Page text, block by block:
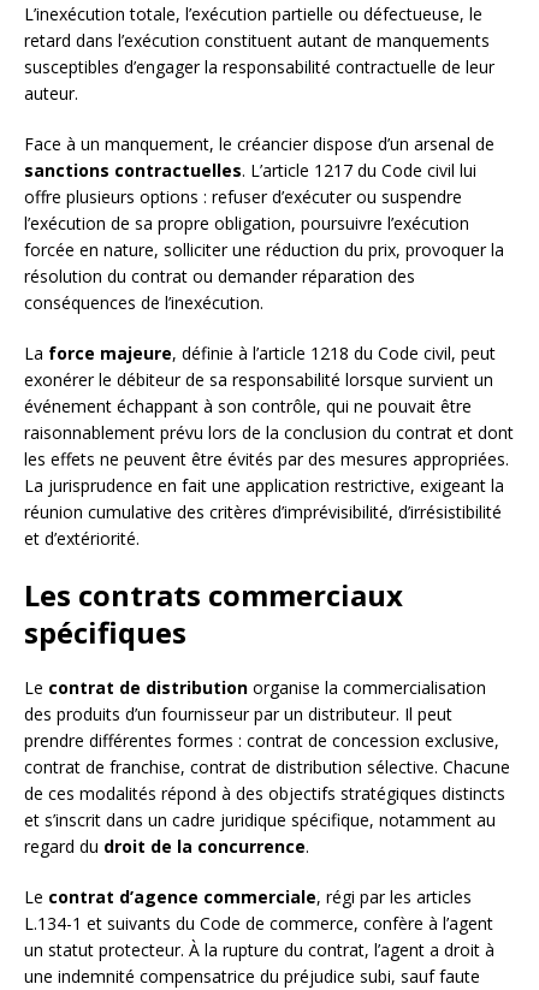
L’inexécution totale, l’exécution partielle ou défectueuse, le
retard dans l’exécution constituent autant de manquements
susceptibles d’engager la responsabilité contractuelle de leur
auteur.
Face à un manquement, le créancier dispose d’un arsenal de
sanctions contractuelles. L’article 1217 du Code civil lui
offre plusieurs options : refuser d’exécuter ou suspendre
l’exécution de sa propre obligation, poursuivre l’exécution
forcée en nature, solliciter une réduction du prix, provoquer la
résolution du contrat ou demander réparation des
conséquences de l’inexécution.
La force majeure, définie à l’article 1218 du Code civil, peut
exonérer le débiteur de sa responsabilité lorsque survient un
événement échappant à son contrôle, qui ne pouvait être
raisonnablement prévu lors de la conclusion du contrat et dont
les effets ne peuvent être évités par des mesures appropriées.
La jurisprudence en fait une application restrictive, exigeant la
réunion cumulative des critères d’imprévisibilité, d’irrésistibilité
et d’extériorité.
Les contrats commerciaux
spécifiques
Le contrat de distribution organise la commercialisation
des produits d’un fournisseur par un distributeur. Il peut
prendre différentes formes : contrat de concession exclusive,
contrat de franchise, contrat de distribution sélective. Chacune
de ces modalités répond à des objectifs stratégiques distincts
et s’inscrit dans un cadre juridique spécifique, notamment au
regard du droit de la concurrence.
Le contrat d’agence commerciale, régi par les articles
L.134-1 et suivants du Code de commerce, confère à l’agent
un statut protecteur. À la rupture du contrat, l’agent a droit à
une indemnité compensatrice du préjudice subi, sauf faute